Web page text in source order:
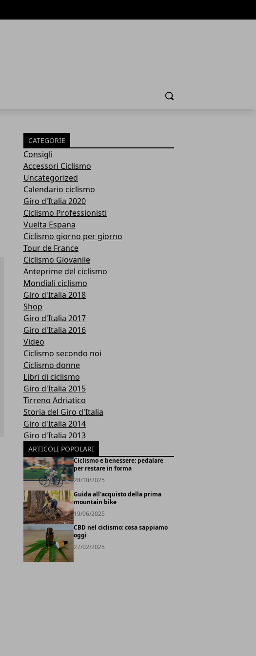
Cerca
CATEGORIE
Consigli
Accessori Ciclismo
Uncategorized
Calendario ciclismo
Giro d'Italia 2020
Ciclismo Professionisti
Vuelta Espana
Ciclismo giorno per giorno
Tour de France
Ciclismo Giovanile
Anteprime del ciclismo
Mondiali ciclismo
Giro d'Italia 2018
Shop
Giro d'Italia 2017
Giro d'Italia 2016
Video
Ciclismo secondo noi
Ciclismo donne
Libri di ciclismo
Giro d'Italia 2015
Tirreno Adriatico
Storia del Giro d'Italia
Giro d'Italia 2014
Giro d'Italia 2013
ARTICOLI POPOLARI
Ciclismo e benessere: pedalare
per restare in forma
28/10/2025
Guida all'acquisto della prima
mountain bike
19/06/2025
CBD nel ciclismo: cosa sappiamo
oggi
27/02/2025